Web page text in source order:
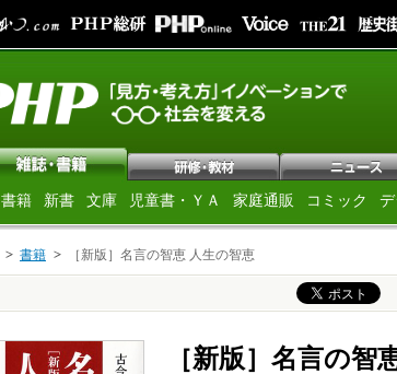
書籍 新書 文庫 児童書・ＹＡ 家庭通販 コミック
書籍 ［新版］名言の智恵 人生の智恵
［新版］名言の智